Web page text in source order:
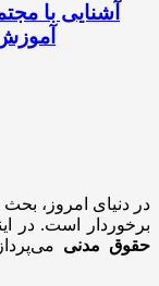
آشنایی با
در دنیای امروز،
برخوردار است. در
حقوق مدنی